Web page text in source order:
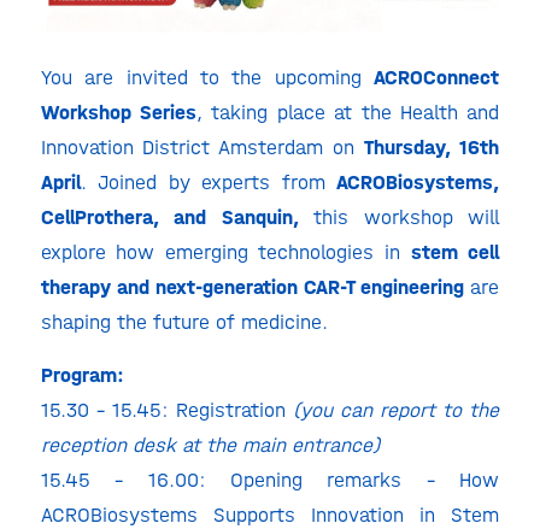
You are invited to the upcomingACROConnect
Workshop Series, taking place at the Health and
Innovation District Amsterdam on Thursday, 16th
April. Joined by experts fromACROBiosystems,
CellProthera, and Sanquin,this workshop will
explore how emerging technologies in stem cell
therapy and next-generation CAR-T engineering are
shaping the future of medicine.
Program:
15.30 – 15.45: Registration (you can report to the
reception desk at the main entrance)
15.45 – 16.00: Opening remarks – How
ACROBiosystems Supports Innovation in Stem